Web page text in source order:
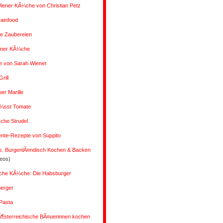
KÃ¼che von Christian Petz
Zaubereien
KÃ¼che
von Sarah Wiener
Marille
Tomate
Strudel
Rezepte von Suppito
BurgenlÃ¤ndisch Kochen & Backen
KÃ¼che: Die Habsburger
BÃ¤uerinnen kochen